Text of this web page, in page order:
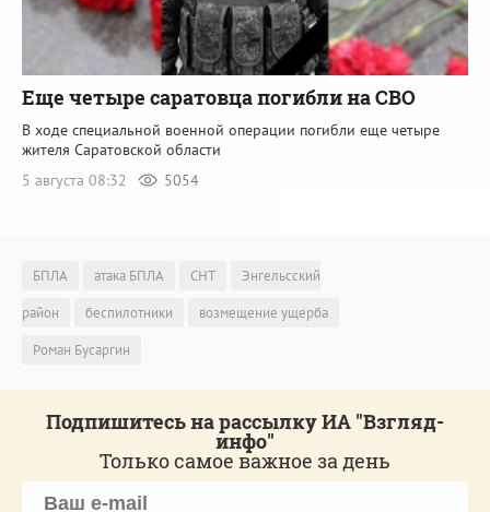
Еще четыре саратовца погибли на СВО
В ходе специальной военной операции погибли еще четыре
жителя Саратовской области
5 августа 08:32
5054
БПЛА атака БПЛА СНТ
Энгельсский
район
беспилотники
возмещение ущерба
Роман Бусаргин
Подпишитесь на рассылку ИА "Взгляд-
инфо"
Только самое важное за день